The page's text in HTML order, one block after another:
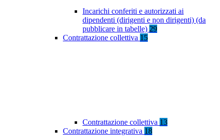
Incarichi conferiti e autorizzati ai
dipendenti (dirigenti e non dirigenti) (da
pubblicare in tabelle) 29
Contrattazione collettiva 15
Contrattazione collettiva 13
Contrattazione integrativa 18